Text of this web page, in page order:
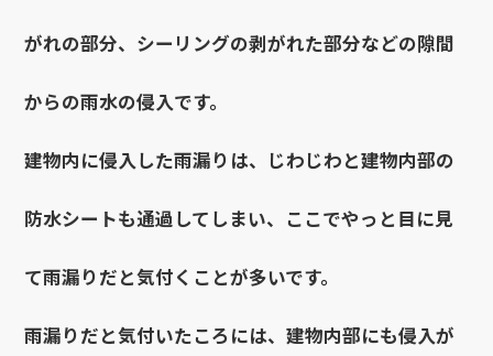
がれの部分、シーリングの剥がれた部分などの隙間
からの雨水の侵入です。
建物内に侵入した雨漏りは、じわじわと建物内部の
防水シートも通過してしまい、ここでやっと目に見
て雨漏りだと気付くことが多いです。
雨漏りだと気付いたころには、建物内部にも侵入が